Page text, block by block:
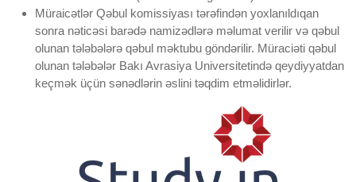
Müraicətlər Qəbul komissiyası tərəfindən yoxlanıldıqan
sonra nəticəsi barədə namizədlərə məlumat verilir və qəbul
olunan tələbələrə qəbul məktubu göndərilir. Müraciəti qəbul
olunan tələbələr Bakı Avrasiya Universitetində qeydiyyatdan
keçmək üçün sənədlərin əslini təqdim etməlidirlər.